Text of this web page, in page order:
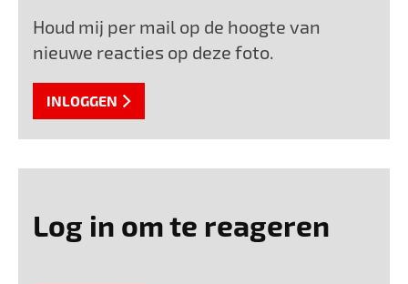
Houd mij per mail op de hoogte van
nieuwe reacties op deze foto.
INLOGGEN
Log in om te reageren